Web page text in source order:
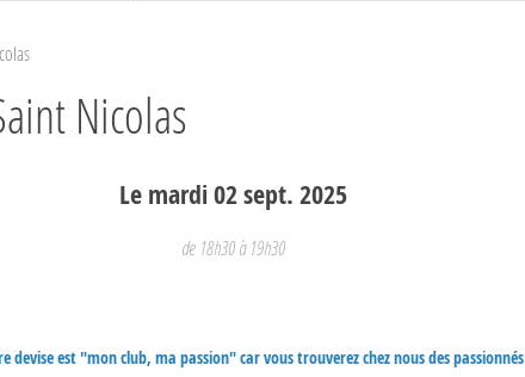
Nicolas
Lemardi02sept.2025
de 18h30 à 19h30
devise est "mon club, ma passion" car vous trouverez chez nous des